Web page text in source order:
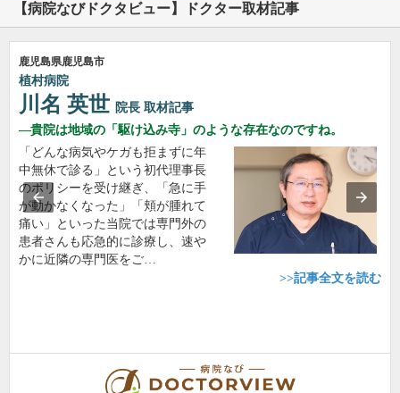
【病院なびドクタビュー】ドクター取材記事
鹿児島県鹿児島市
植村病院
川名 英世 院長 取材記事
貴院は地域の「駆け込み寺」のような存在なのですね。
「どんな病気やケガも拒まずに年
中無休で診る」という初代理事長
のポリシーを受け継ぎ、「急に手
が動かなくなった」「頬が腫れて
痛い」といった当院では専門外の
患者さんも応急的に診療し、速や
かに近隣の専門医をご…
>>記事全文を読む